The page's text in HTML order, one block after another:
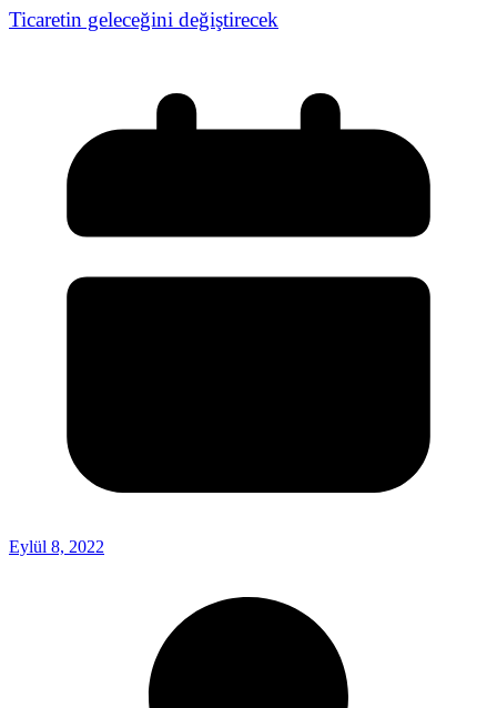
Ticaretin geleceğini değiştirecek
Eylül 8, 2022